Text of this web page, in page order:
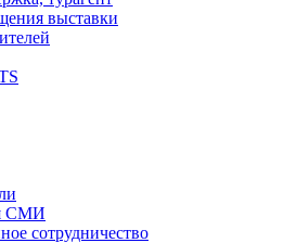
выставки
СМИ
сотрудничество